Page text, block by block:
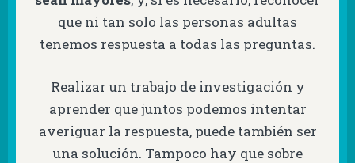
que ni tan solo las personas adultas
tenemos respuesta a todas las preguntas.
Realizar un trabajo de investigación y
aprender que juntos podemos intentar
averiguar la respuesta, puede también ser
una solución. Tampoco hay que sobre